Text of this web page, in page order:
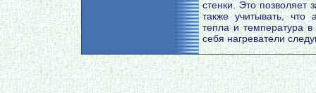
стенки. Это позволяет
также учитывать, что
тепла и температура
себя нагреватели